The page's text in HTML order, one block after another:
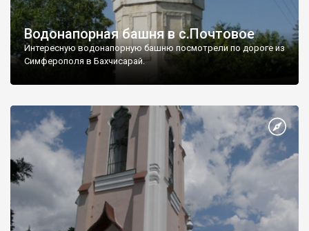
Водонапорная башня в с.Почтовое
Интересную водонапорную башню посмотрели по дороге из
Симферополя в Бахчисарай.